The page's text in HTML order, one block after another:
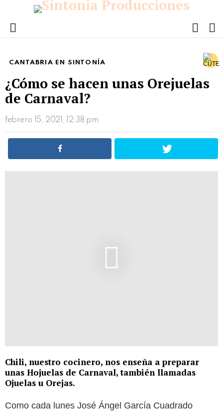
Menu
CANTABRIA EN SINTONÍA
¿Cómo se hacen unas Orejuelas
de Carnaval?
febrero 15, 2021, 12:38 pm
Chili, nuestro cocinero, nos enseña a preparar
unas Hojuelas de Carnaval, también llamadas
Ojuelas u Orejas.
Como cada lunes José Ángel García Cuadrado